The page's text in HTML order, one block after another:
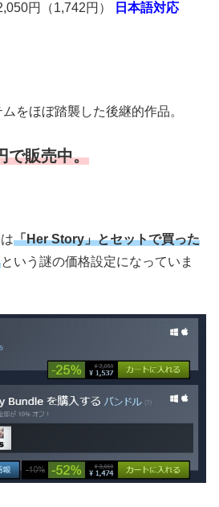
円（1,742円）
日本語対応
をほぼ踏襲した後継的作品。
で販売中。
「Her Story」とセットで買った
という謎の価格設定になっていま